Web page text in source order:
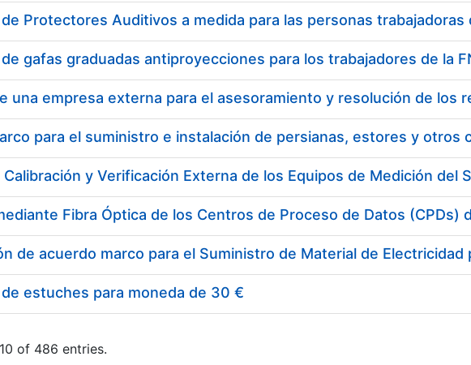
para el suministro e instalación de persianas, estores y otros
estuches para moneda de 30 €
of 486 entries.